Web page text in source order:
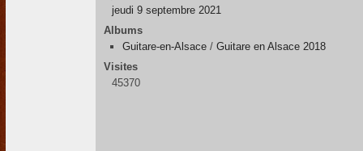
jeudi 9 septembre 2021
Albums
Guitare-en-Alsace / Guitare en Alsace 2018
Visites
45370